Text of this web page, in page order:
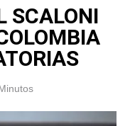
SCALONI